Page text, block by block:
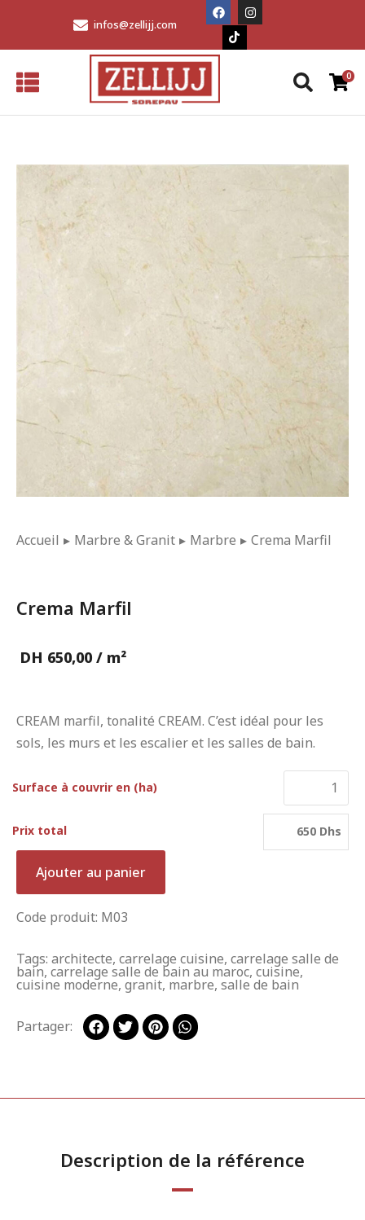
infos@zellijj.com
Vous êtes ici :
Accueil Marbre & Granit Marbre Crema Marfil
Crema Marfil
DH 650,00 / m²
CREAM marfil, tonalité CREAM. C’est idéal pour les
sols, les murs et les escalier et les salles de bain.
Surface à couvrir en (ha)
Prix total 650 Dhs
Ajouter au panier
Code produit: M03
Tags: architecte, carrelage cuisine, carrelage salle de
bain, carrelage salle de bain au maroc, cuisine,
cuisine moderne, granit, marbre, salle de bain
Partager:
Description de la référence